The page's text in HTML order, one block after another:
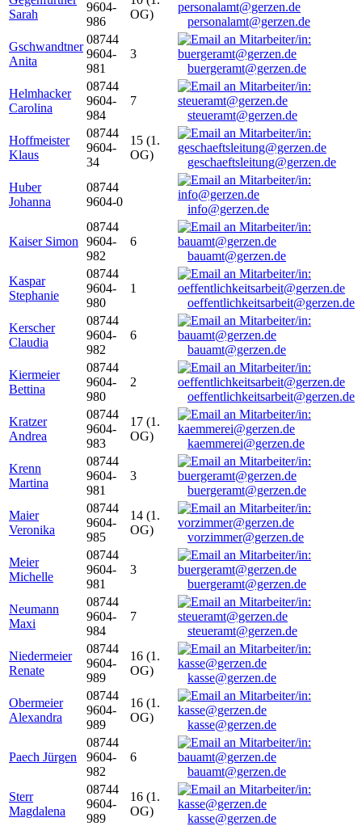
Sarah
9604-
986
OG)
personalamt@gerzen.de
Gschwandtner
Anita
08744
9604-
981
3
buergeramt@gerzen.de
Helmhacker
Carolina
08744
9604-
984
7
steueramt@gerzen.de
Hoffmeister
Klaus
08744
9604-
34
15 (1.
OG)
geschaeftsleitung@gerzen.de
Huber
Johanna
08744
9604-0
info@gerzen.de
Kaiser Simon
08744
9604-
982
6
bauamt@gerzen.de
Kaspar
Stephanie
08744
9604-
980
1
oeffentlichkeitsarbeit@gerzen.de
Kerscher
Claudia
08744
9604-
982
6
bauamt@gerzen.de
Kiermeier
Bettina
08744
9604-
980
2
oeffentlichkeitsarbeit@gerzen.de
Kratzer
Andrea
08744
9604-
983
17 (1.
OG)
kaemmerei@gerzen.de
Krenn
Martina
08744
9604-
981
3
buergeramt@gerzen.de
Maier
Veronika
08744
9604-
985
14 (1.
OG)
vorzimmer@gerzen.de
Meier
Michelle
08744
9604-
981
3
buergeramt@gerzen.de
Neumann
Maxi
08744
9604-
984
7
steueramt@gerzen.de
Niedermeier
Renate
08744
9604-
989
16 (1.
OG)
kasse@gerzen.de
Obermeier
Alexandra
08744
9604-
989
16 (1.
OG)
kasse@gerzen.de
Paech Jürgen
08744
9604-
982
6
bauamt@gerzen.de
Sterr
Magdalena
08744
9604-
989
16 (1.
OG)
kasse@gerzen.de